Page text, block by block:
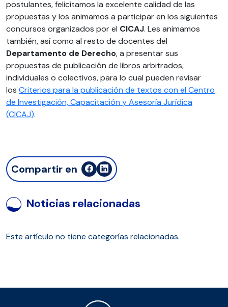
postulantes, felicitamos la excelente calidad de las
propuestas y los animamos a participar en los siguientes
concursos organizados por el CICAJ. Les animamos
también, así como al resto de docentes del
Departamento de Derecho, a presentar sus
propuestas de publicación de libros arbitrados,
individuales o colectivos, para lo cual pueden revisar
los Criterios para la publicación de textos con el Centro
de Investigación, Capacitación y Asesoría Jurídica
(CICAJ).
Compartir en
Noticias relacionadas
Este artículo no tiene categorías relacionadas.